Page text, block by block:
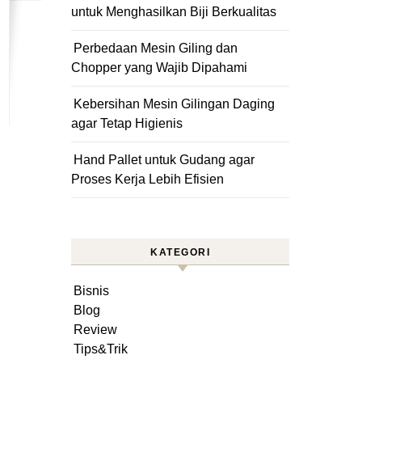
untuk Menghasilkan Biji Berkualitas
Perbedaan Mesin Giling dan
Chopper yang Wajib Dipahami
Kebersihan Mesin Gilingan Daging
agar Tetap Higienis
Hand Pallet untuk Gudang agar
Proses Kerja Lebih Efisien
KATEGORI
Bisnis
Blog
Review
Tips&Trik